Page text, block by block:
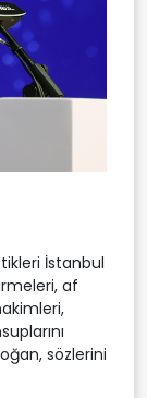
İstanbul
af
sözlerini